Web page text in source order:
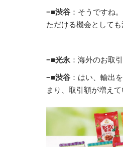
−■渋谷 ：そうですね
ただける機会としても
−■光永：海外のお取
−■渋谷 ：はい、輸出
まり、取引額が増え